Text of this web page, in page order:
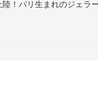
陸！パリ生まれのジェラ